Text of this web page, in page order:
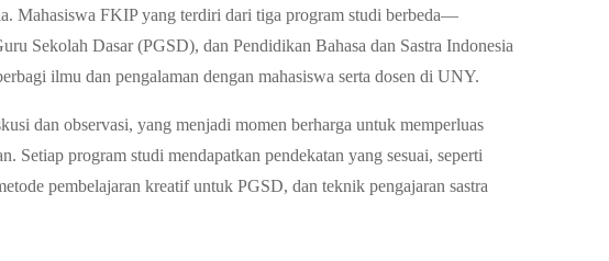
Mahasiswa FKIP yang terdiri dari tiga program studi berbeda—
Sekolah Dasar (PGSD), dan Pendidikan Bahasa dan Sastra Indonesia
ilmu dan pengalaman dengan mahasiswa serta dosen di UNY.
dan observasi, yang menjadi momen berharga untuk memperluas
Setiap program studi mendapatkan pendekatan yang sesuai, seperti
pembelajaran kreatif untuk PGSD, dan teknik pengajaran sastra